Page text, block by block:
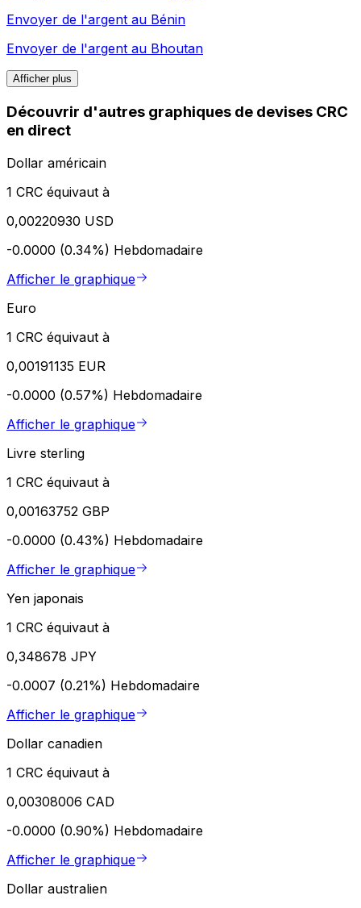
Envoyer de l'argent au Bénin
Envoyer de l'argent au Bhoutan
Afficher plus
Découvrir d'autres graphiques de devises CRC
en direct
Dollar américain
1 CRC équivaut à
0,00220930 USD
-0.0000 (0.34%) Hebdomadaire
Afficher le graphique
Euro
1 CRC équivaut à
0,00191135 EUR
-0.0000 (0.57%) Hebdomadaire
Afficher le graphique
Livre sterling
1 CRC équivaut à
0,00163752 GBP
-0.0000 (0.43%) Hebdomadaire
Afficher le graphique
Yen japonais
1 CRC équivaut à
0,348678 JPY
-0.0007 (0.21%) Hebdomadaire
Afficher le graphique
Dollar canadien
1 CRC équivaut à
0,00308006 CAD
-0.0000 (0.90%) Hebdomadaire
Afficher le graphique
Dollar australien